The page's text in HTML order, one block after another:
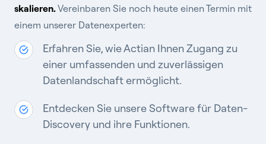
skalieren.Vereinbaren Sie noch heute einen Termin mit
einem unserer Datenexperten:
Erfahren Sie, wie Actian Ihnen Zugang zu
einer umfassenden und zuverlässigen
Datenlandschaft ermöglicht.
Entdecken Sie unsere Software für Daten-
Discovery und ihre Funktionen.